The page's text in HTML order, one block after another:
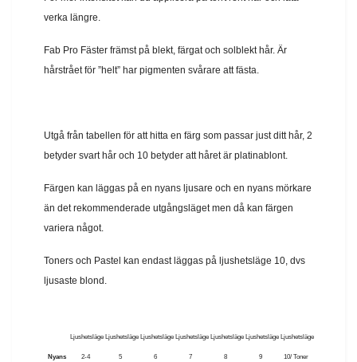
verka längre.
Fab Pro Fäster främst på blekt, färgat och solblekt hår. Är
hårstrået för ”helt” har pigmenten svårare att fästa.
Utgå från tabellen för att hitta en färg som passar just ditt hår, 2
betyder svart hår och 10 betyder att håret är platinablont.
Färgen kan läggas på en nyans ljusare och en nyans mörkare
än det rekommenderade utgångsläget men då kan färgen
variera något.
Toners och Pastel kan endast läggas på ljushetsläge 10, dvs
ljusaste blond.
Nyans
Ljushetsläge
2-4
Ljushetsläge
5
Ljushetsläge
6
Ljushetsläge
7
Ljushetsläge
8
Ljushetsläge
9
Ljushetsläge
10/ Toner